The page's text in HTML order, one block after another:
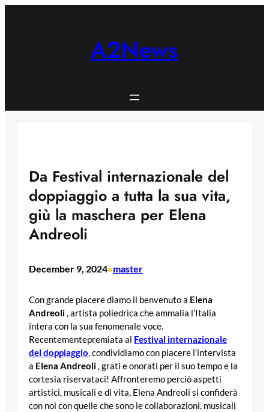
A2News
Da Festival internazionale del
doppiaggio a tutta la sua vita,
giù la maschera per Elena
Andreoli
December 9, 2024•master
Con grande piacere diamo il benvenuto a Elena
Andreoli, artista poliedrica che ammalia l’Italia
intera con la sua fenomenale voce.
Recentementepremiata al Festival internazionale
del doppiaggio, condividiamo con piacere l’intervista
a Elena Andreoli, grati e onorati per il suo tempo e la
cortesia riservataci! Affronteremo perciò aspetti
artistici, musicali e di vita, Elena Andreoli si confiderà
con noi con quelle che sono le collaborazioni, musicali